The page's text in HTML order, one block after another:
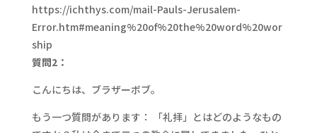
https://ichthys.com/mail-Pauls-Jerusalem-
Error.htm#meaning%20of%20the%20word%20wor
ship
質問2：
こんにちは、ブラザーボブ。
もう一つ質問があります： 「礼拝」とはどのようなもの